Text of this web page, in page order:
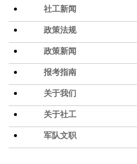
社工新闻
政策法规
政策新闻
报考指南
关于我们
关于社工
军队文职